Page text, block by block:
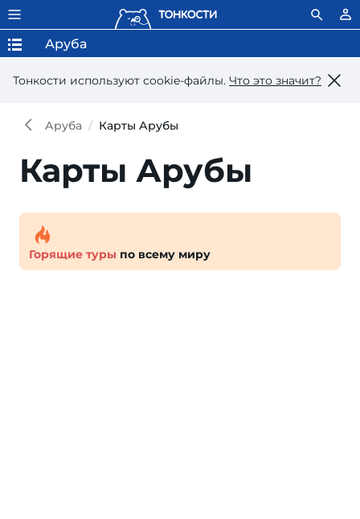
Тонкости используют сookie-файлы. Что это значит?
Аруба
Аруба Карты Арубы
Карты Арубы
Горящие туры по всему миру